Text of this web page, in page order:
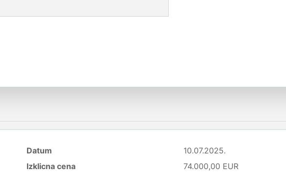
Datum
10.07.2025.
Izklicna cena
74.000,00 EUR